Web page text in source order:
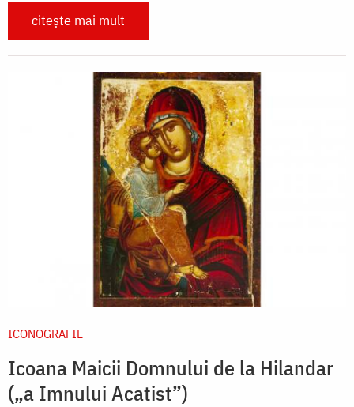
citește mai mult
ICONOGRAFIE
Icoana Maicii Domnului de la Hilandar
(„a Imnului Acatist”)